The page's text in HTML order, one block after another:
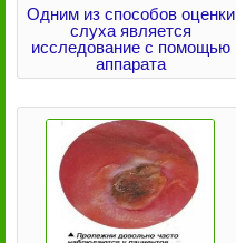
Одним из способов оценки
слуха является
исследование с помощью
аппарата